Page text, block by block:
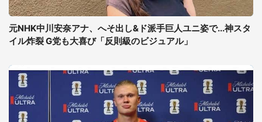
元NHK中川安奈アナ、へそ出し&ド派手巨人ユニ姿で...神スタ
イル炸裂 G党も大喜び「反則級のビジュアル」